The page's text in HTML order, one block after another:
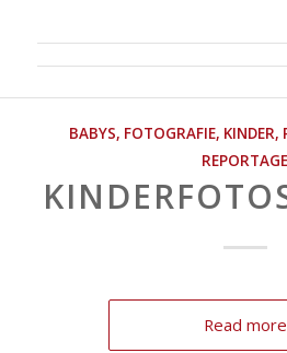
BABYS, FOTOGRAFIE, KINDER,
REPORTAGE
Read more